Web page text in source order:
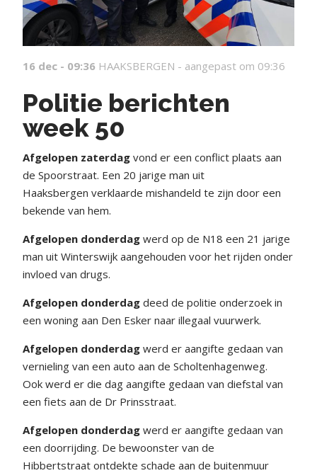
16 dec - 09:36 HAAKSBERGEN - aangepast om 09:36
Politie berichten
week 50
Afgelopen zaterdag vond er een conflict plaats aan
de Spoorstraat. Een 20 jarige man uit
Haaksbergen verklaarde mishandeld te zijn door een
bekende van hem.
Afgelopen donderdag werd op de N18 een 21 jarige
man uit Winterswijk aangehouden voor het rijden onder
invloed van drugs.
Afgelopen donderdag deed de politie onderzoek in
een woning aan Den Esker naar illegaal vuurwerk.
Afgelopen donderdag werd er aangifte gedaan van
vernieling van een auto aan de Scholtenhagenweg.
Ook werd er die dag aangifte gedaan van diefstal van
een fiets aan de Dr Prinsstraat.
Afgelopen donderdag werd er aangifte gedaan van
een doorrijding. De bewoonster van de
Hibbertstraat ontdekte schade aan de buitenmuur